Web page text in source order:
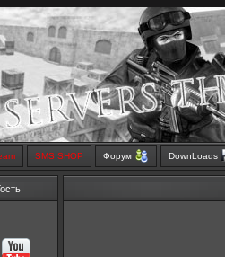
SMS SHOP Форум DownLoads